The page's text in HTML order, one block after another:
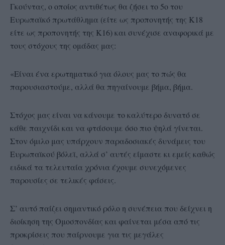
Γκούντας, ο οποίος αντιθέτως θα ζήσει το 5ο του
Ευρωπαϊκό πρωτάθλημα (είτε ως προπονητής της Κ18
είτε ως προπονητής της Κ16) και συνέχισε αναφορικά με
τους στόχους της ομάδας μας:
«Είναι ένα ερωτηματικό για όλους μας το πώς θα
παρουσιαστούμε, αλλά θα πηγαίνουμε βήμα, βήμα.
Στόχος μας είναι να κάνουμε το καλύτερο δυνατό σε
κάθε παιχνίδι και να φτάσουμε όσο πιο ψηλά γίνεται.
Στον όμιλο μας υπάρχουν παραδοσιακές δυνάμεις του
Ευρωπαϊκού βόλεϊ, αλλά σ’ αυτές είμαστε κι εμείς καθώς
ειδικά τα τελευταία χρόνια έχουμε συνεχόμενες
παρουσίες σε τελικές φάσεις.
Σ’ αυτό παίζει σημαντικό ρόλο η συνέπεια που δείχνει η
διοίκηση της Ομοσπονδίας και φαίνεται μέσα από τις
προκρίσεις που παίρνουμε για τις μεγάλες